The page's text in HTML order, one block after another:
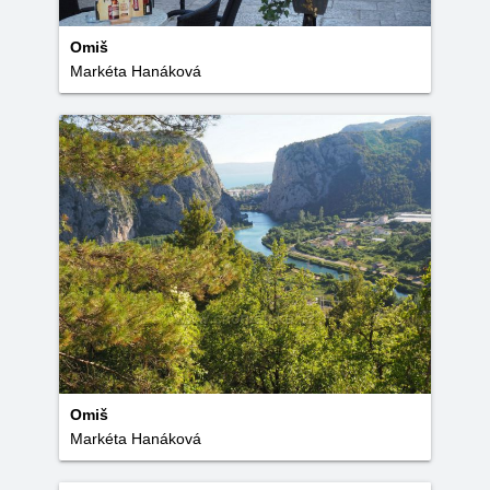
Omiš
Markéta Hanáková
Omiš
Markéta Hanáková